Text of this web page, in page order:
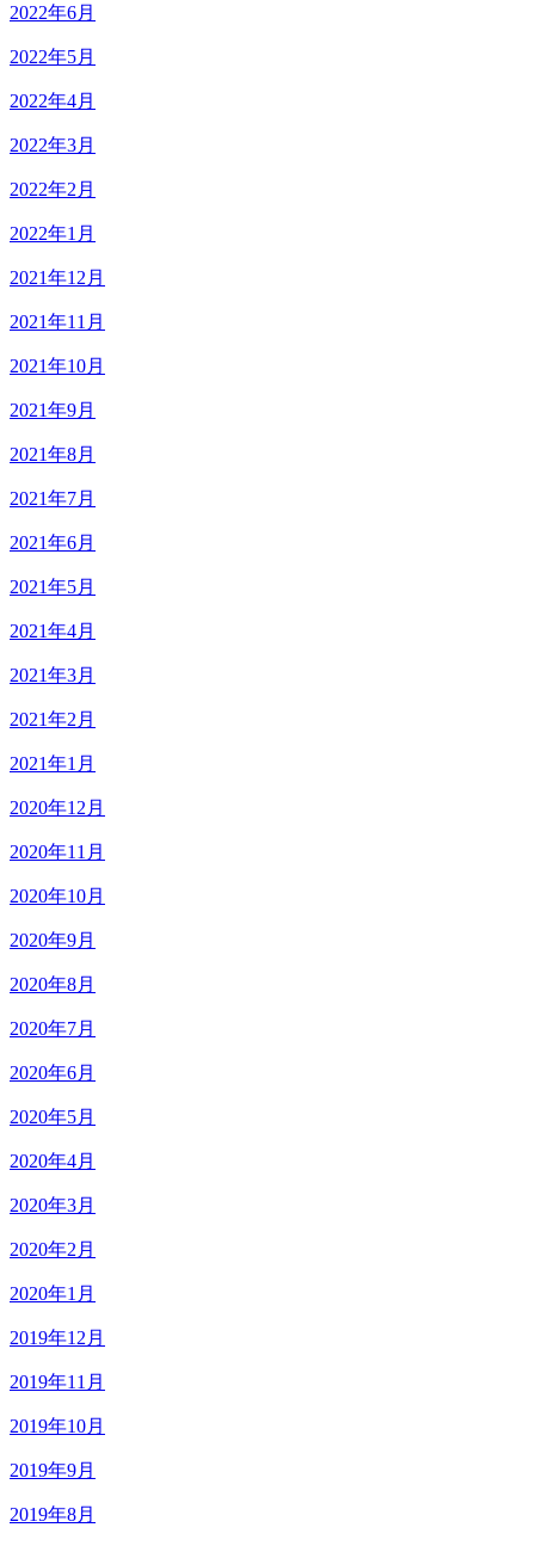
2022年6月
2022年5月
2022年4月
2022年3月
2022年2月
2022年1月
2021年12月
2021年11月
2021年10月
2021年9月
2021年8月
2021年7月
2021年6月
2021年5月
2021年4月
2021年3月
2021年2月
2021年1月
2020年12月
2020年11月
2020年10月
2020年9月
2020年8月
2020年7月
2020年6月
2020年5月
2020年4月
2020年3月
2020年2月
2020年1月
2019年12月
2019年11月
2019年10月
2019年9月
2019年8月